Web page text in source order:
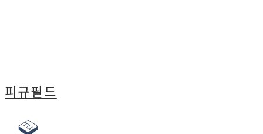
피규필드